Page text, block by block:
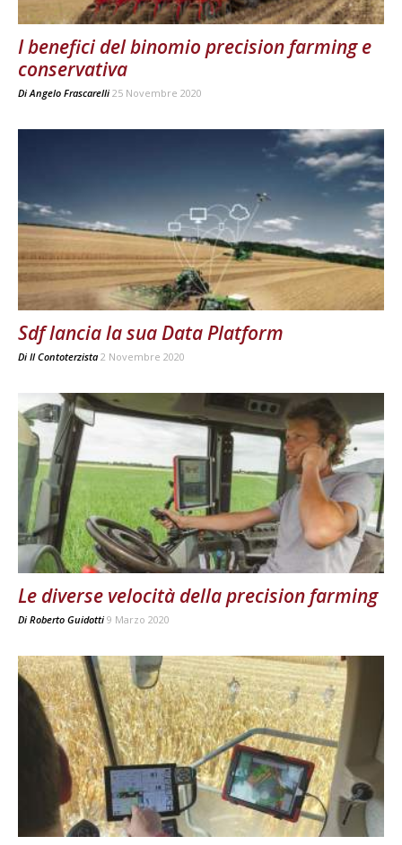
I benefici del binomio precision farming e
conservativa
DiAngelo Frascarelli 25 Novembre 2020
Sdf lancia la sua Data Platform
Di Il Contoterzista 2 Novembre 2020
Le diverse velocità della precision farming
Di Roberto Guidotti 9 Marzo 2020